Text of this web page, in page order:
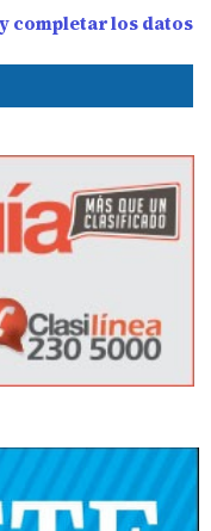
completar los datos